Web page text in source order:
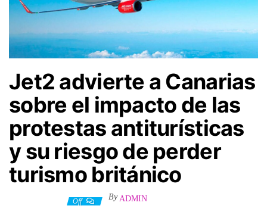
Jet2 advierte a Canarias
sobre el impacto de las
protestas antiturísticas
y su riesgo de perder
turismo británico
Off By ADMIN